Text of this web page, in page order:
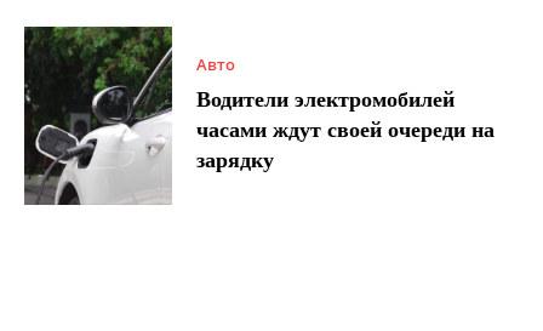
Авто
Водители электромобилей
часами ждут своей очереди на
зарядку